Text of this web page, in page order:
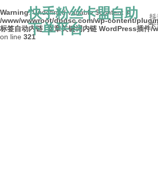
Warning: Undefined variable $content in
/www/wwwroot/dpdsc.com/wp-content/
标签自动内链_文章关键词内链 WordPress插
on line 321
快手粉丝卡盟自助
下单平台
抖
卡